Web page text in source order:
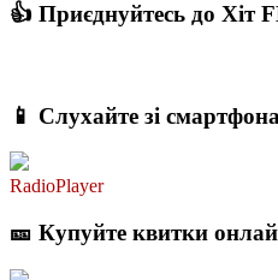
👍 Приєднуйтесь до Хіт
📱 Слухайте зі смартфона
RadioPlayer
🎫 Купуйте квитки